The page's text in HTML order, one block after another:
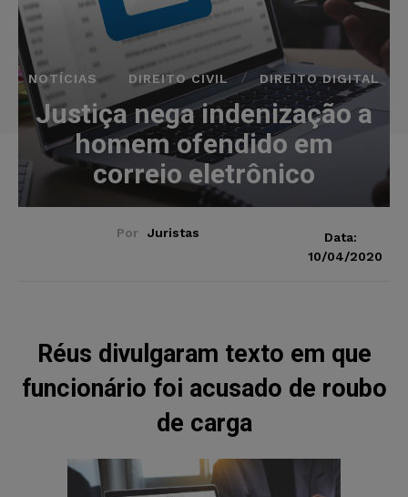
NOTÍCIAS DIREITO CIVIL DIREITO DIGITAL
Justiça nega indenização a
homem ofendido em
correio eletrônico
Por Juristas
Data:
10/04/2020
Réus divulgaram texto em que
funcionário foi acusado de roubo
de carga